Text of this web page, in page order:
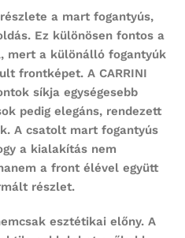
a mart fogantyús,
Ez különösen fontos a
mert a különálló fogantyúk
frontképet. A CARRINI
síkja egységesebb
pedig elegáns, rendezett
A csatolt mart fogantyús
a kialakítás nem
a front élével együtt
részlet.
esztétikai előny. A